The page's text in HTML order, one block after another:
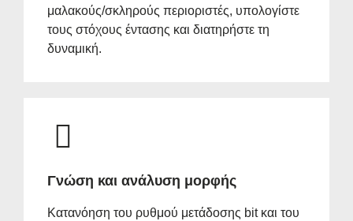
μαλακούς/σκληρούς περιοριστές, υπολογίστε
τους στόχους έντασης και διατηρήστε τη
δυναμική.
Γνώση και ανάλυση μορφής
Κατανόηση του ρυθμού μετάδοσης bit και του